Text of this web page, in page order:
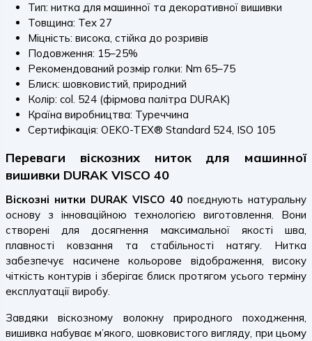
Тип: нитка для машинної та декоративної вишивки
Товщина: Tex 27
Міцність: висока, стійка до розривів
Подовження: 15–25%
Рекомендований розмір голки: Nm 65–75
Блиск: шовковистий, природний
Колір: col. 524 (фірмова палітра DURAK)
Країна виробництва: Туреччина
Сертифікація: OEKO-TEX® Standard 524, ISO 105
Переваги віскозних ниток для машинної
вишивки DURAK VISCO 40
Віскозні нитки DURAK VISCO 40 поєднують натуральну
основу з інноваційною технологією виготовлення. Вони
створені для досягнення максимальної якості шва,
плавності ковзання та стабільності натягу. Нитка
забезпечує насичене кольорове відображення, високу
чіткість контурів і зберігає блиск протягом усього терміну
експлуатації виробу.
Завдяки віскозному волокну природного походження,
вишивка набуває м’якого, шовковистого вигляду, при цьому